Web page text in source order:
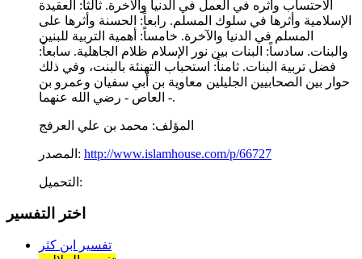
الاحتساب وأثره في العمل في الدنيا والآخرة. ثالثاً: العقيدة
الإسلامية وأثرها في سلوك المسلم. رابعاً: الحسنة وأثرها على
المسلم في الدنيا والآخرة. خامساً: أهمية التربية للبنين
والبنات. سادساً: البنات بين نور الإسلام ظلام الجاهلية. سابعاً:
فضل تربية البنات. ثامناً: استحباب التهنئة بالبنت، وفي ذلك
حوار بين الصحابيين الجليلين معاوية بن أبي سفيان وعمرو بن
العاص - رضي الله عنهما -.
المؤلف: محمد بن علي العرفج
المصدر: http://www.islamhouse.com/p/66727
التحميل:
اختر التفسير
تفسير ابن كثر